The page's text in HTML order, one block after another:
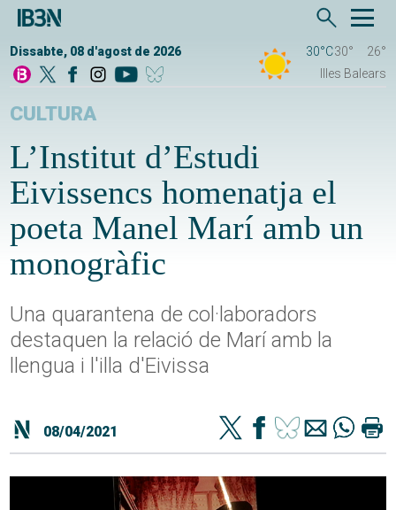
Dissabte, 08 d'agost de 2026 30°C30°
26°
Illes Balears
CULTURA
L’Institut d’Estudi
Eivissencs homenatja el
poeta Manel Marí amb un
monogràfic
Una quarantena de col·laboradors
destaquen la relació de Marí amb la
llengua i l'illa d'Eivissa
08/04/2021